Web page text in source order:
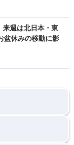
週は北日本・東
盆休みの移動に影